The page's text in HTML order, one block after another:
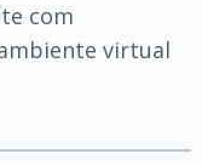
com
virtual